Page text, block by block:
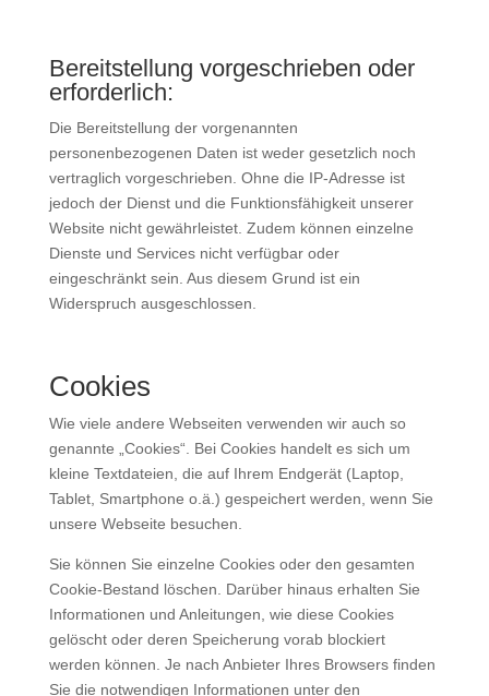
Bereitstellung vorgeschrieben oder
erforderlich:
Die Bereitstellung der vorgenannten
personenbezogenen Daten ist weder gesetzlich noch
vertraglich vorgeschrieben. Ohne die IP-Adresse ist
jedoch der Dienst und die Funktionsfähigkeit unserer
Website nicht gewährleistet. Zudem können einzelne
Dienste und Services nicht verfügbar oder
eingeschränkt sein. Aus diesem Grund ist ein
Widerspruch ausgeschlossen.
Cookies
Wie viele andere Webseiten verwenden wir auch so
genannte „Cookies“. Bei Cookies handelt es sich um
kleine Textdateien, die auf Ihrem Endgerät (Laptop,
Tablet, Smartphone o.ä.) gespeichert werden, wenn Sie
unsere Webseite besuchen.
Sie können Sie einzelne Cookies oder den gesamten
Cookie-Bestand löschen. Darüber hinaus erhalten Sie
Informationen und Anleitungen, wie diese Cookies
gelöscht oder deren Speicherung vorab blockiert
werden können. Je nach Anbieter Ihres Browsers finden
Sie die notwendigen Informationen unter den